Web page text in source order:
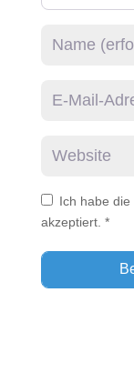
Ich habe die
akzeptiert. *